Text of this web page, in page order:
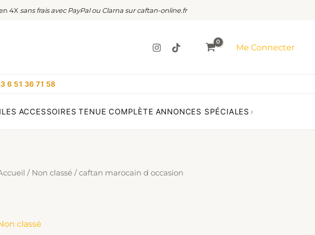
4X sans frais avec PayPal ou Clarna sur caftan-online.fr
Me Connecter
6 51 36 71 58
ACCESSOIRES TENUE COMPLÈTE ANNONCES SPÉCIALES ›
/ Non classé/ caftan marocain d occasion
classé